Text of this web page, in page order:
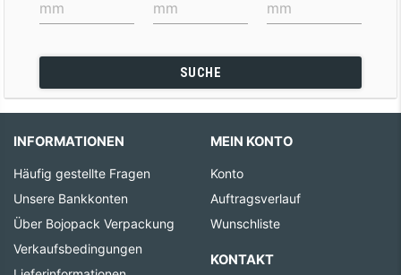
SUCHE
INFORMATIONEN
Häufig gestellte Fragen
Unsere Bankkonten
Über Bojopack Verpackung
Verkaufsbedingungen
MEIN KONTO
Konto
Auftragsverlauf
Wunschliste
KONTAKT